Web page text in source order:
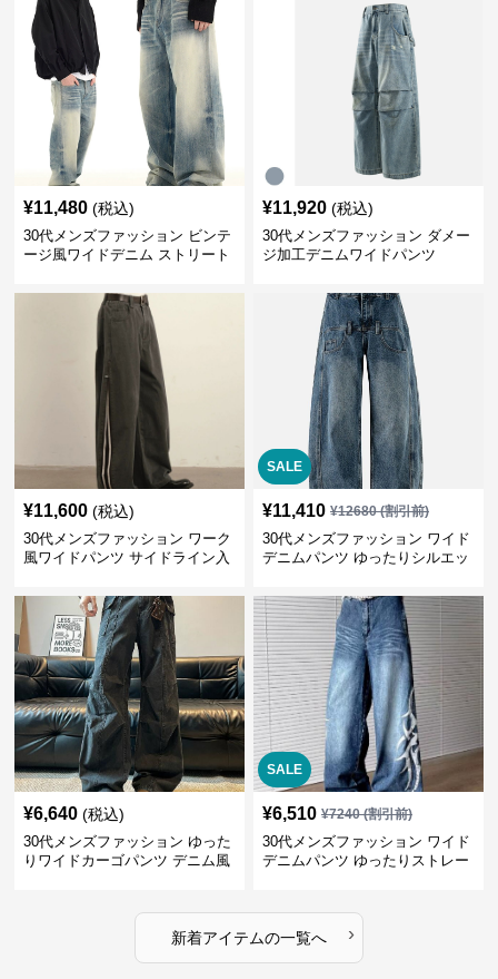
¥11,480 (税込)
30代メンズファッション ビンテ
ージ風ワイドデニム ストリート
¥11,920 (税込)
30代メンズファッション ダメー
ジ加工デニムワイドパンツ
¥11,600 (税込)
30代メンズファッション ワーク
風ワイドパンツ サイドライン入
SALE
¥11,410 ¥12680(割引前)
30代メンズファッション ワイド
デニムパンツ ゆったりシルエッ
¥6,640 (税込)
30代メンズファッション ゆった
りワイドカーゴパンツ デニム風
SALE
¥6,510 ¥7240(割引前)
30代メンズファッション ワイド
デニムパンツ ゆったりストレー
新着アイテムの一覧へ ›